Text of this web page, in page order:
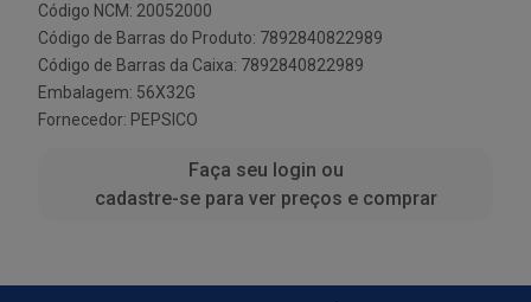
Código NCM: 20052000
Código de Barras do Produto: 7892840822989
Código de Barras da Caixa: 7892840822989
Embalagem: 56X32G
Fornecedor: PEPSICO
Faça seu login ou
cadastre-se para ver preços e comprar